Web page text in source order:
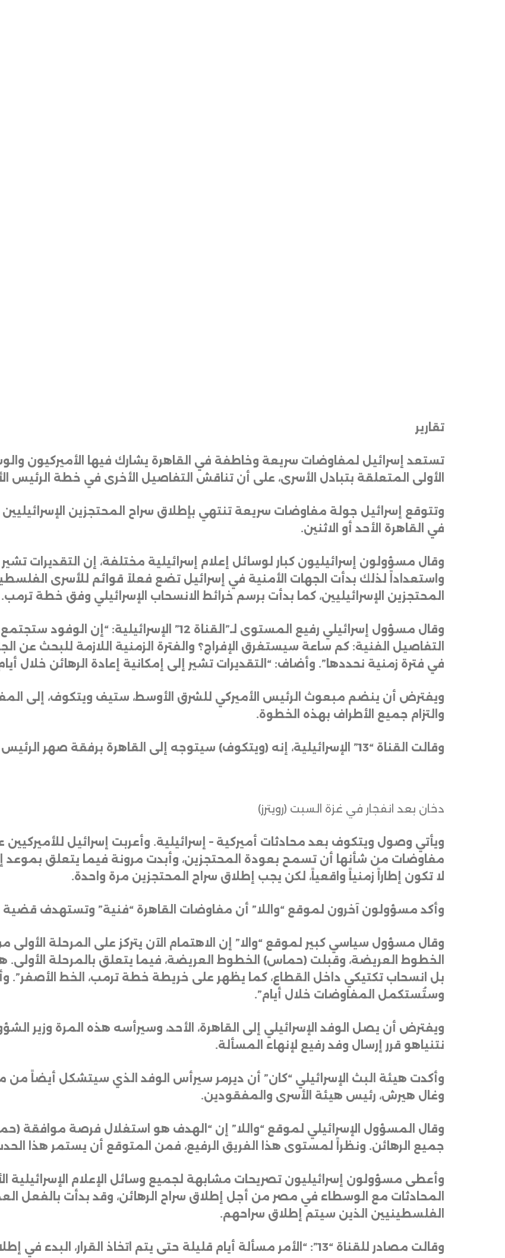
تقارير
تستعد إسرائيل لمفاوضات سريعة وخاطفة في القاهرة يشارك فيها الأميركيون
الأولى المتعلقة بتبادل الأسرى، على أن تناقش التفاصيل الأخرى في خطة الرئيس
وتتوقع إسرائيل جولة مفاوضات سريعة تنتهي بإطلاق سراح المحتجزين
في القاهرة الأحد أو الاثنين.
وقال مسؤولون إسرائيليون كبار لوسائل إعلام إسرائيلية مختلفة، إن التقديرات
واستعداداً لذلك بدأت الجهات الأمنية في إسرائيل تضع فعلاً قوائم للأسرى
المحتجزين الإسرائيليين، كما بدأت برسم خرائط الانسحاب الإسرائيلي وفق خطة ترمب.
وقال مسؤول إسرائيلي رفيع المستوى لـ”القناة 12”
التفاصيل الفنية: كم ساعة سيستغرق الإفراج؟ والفترة الزمنية اللازمة للبحث
في فترة زمنية نحددها”. وأضاف: “التقديرات تشير إلى إمكانية إعادة الرهائن خلال
ويفترض أن ينضم مبعوث الرئيس الأميركي للشرق الأوسط، ستيف ويتكوف، إلى
والتزام جميع الأطراف بهذه الخطوة.
وقالت القناة “13” الإسرائيلية، إنه (ويتكوف) سيتوجه إلى القاهرة برفقة صهر الرئيس الأميركي، جاريد كوشنر
دخان بعد انفجار في غزة السبت (رويترز)
ويأتي وصول ويتكوف بعد محادثات أميركية – إسرائيلية. وأعربت إسرائيل
لا تكون إطاراً زمنياً واقعياً، لكن يجب إطلاق سراح المحتجزين مرة واحدة.
وأكد مسؤولون آخرون لموقع “واللا” أن مفاوضات القاهرة “فنية” وتستهدف قضية
وقال مسؤول سياسي كبير لموقع “والا” إن الاهتمام الآن يتركز على المرحلة الأولى
الخطوط العريضة، وقبلت (حماس) الخطوط العريضة، فيما يتعلق بالمرحلة الأولى. هذا
بل انسحاب تكتيكي داخل القطاع، كما يظهر على خريطة خطة ترمب، الخط الأصفر”.
وستُستكمل المفاوضات خلال أيام”.
ويفترض أن يصل الوفد الإسرائيلي إلى القاهرة، الأحد، وسيرأسه هذه المرة وزير
نتنياهو قرر إرسال وفد رفيع لإنهاء المسألة.
وأكدت هيئة البث الإسرائيلي “كان” أن ديرمر سيرأس الوفد الذي سيتشكل أيضاً من
وغال هيرش، رئيس هيئة الأسرى والمفقودين.
وقال المسؤول الإسرائيلي لموقع “واللا” إن “الهدف هو استغلال فرصة موافقة
جميع الرهائن. ونظراً لمستوى هذا الفريق الرفيع، فمن المتوقع أن يستمر هذا
وأعطى مسؤولون إسرائيليون تصريحات مشابهة لجميع وسائل الإعلام الإسرائيلية
المحادثات مع الوسطاء في مصر من أجل إطلاق سراح الرهائن، وقد بدأت بالفعل
الفلسطينيين الذين سيتم إطلاق سراحهم.
وقالت مصادر للقناة “13”: “الأمر مسألة أيام قليلة حتى يتم اتخاذ القرار،